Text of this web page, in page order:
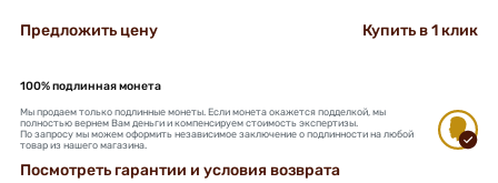
Предложить цену Купить в 1 клик
100% подлинная монета
Мы продаем только подлинные монеты. Если монета окажется подделкой, мы
полностью вернем Вам деньги и компенсируем стоимость экспертизы.
По запросу мы можем оформить независимое заключение о подлинности на любой
товар из нашего магазина.
Посмотреть гарантии и условия возврата